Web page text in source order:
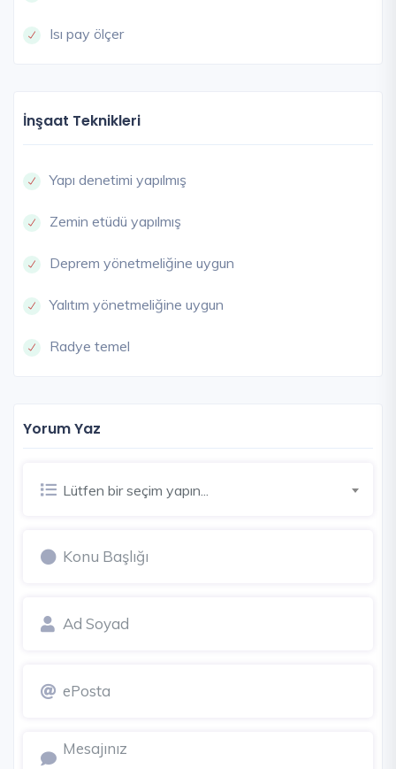
Isı pay ölçer
İnşaat Teknikleri
Yapı denetimi yapılmış
Zemin etüdü yapılmış
Deprem yönetmeliğine uygun
Yalıtım yönetmeliğine uygun
Radye temel
Yorum Yaz
Lütfen bir seçim yapın...